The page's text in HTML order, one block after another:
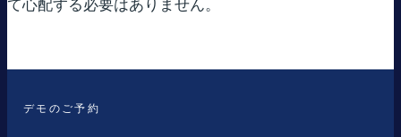
て心配する必要はありません。
デモのご予約